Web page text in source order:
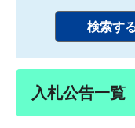
入札公告一覧